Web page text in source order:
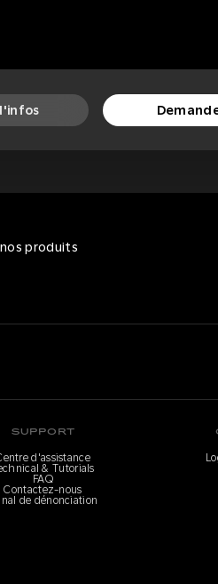
produits
SUPPORT
d'assistance
& Tutorials
FAQ
Contactez-nous
de dénonciation